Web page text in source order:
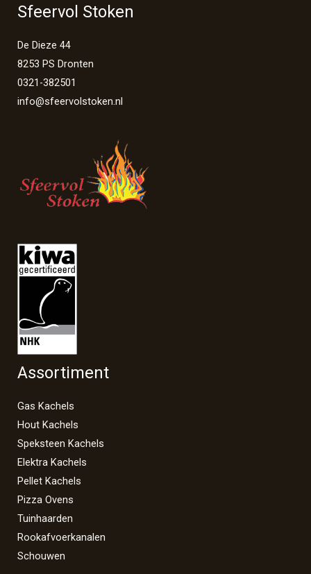
Sfeervol Stoken
De Dieze 44
8253 PS Dronten
0321-382501
info@sfeervolstoken.nl
Assortiment
Gas Kachels
Hout Kachels
Speksteen Kachels
Elektra Kachels
Pellet Kachels
Pizza Ovens
Tuinhaarden
Rookafvoerkanalen
Schouwen